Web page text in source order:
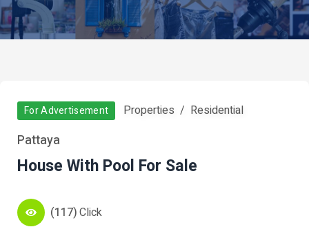
For Advertisement Properties Residential
Pattaya
House With Pool For Sale
(117)Click